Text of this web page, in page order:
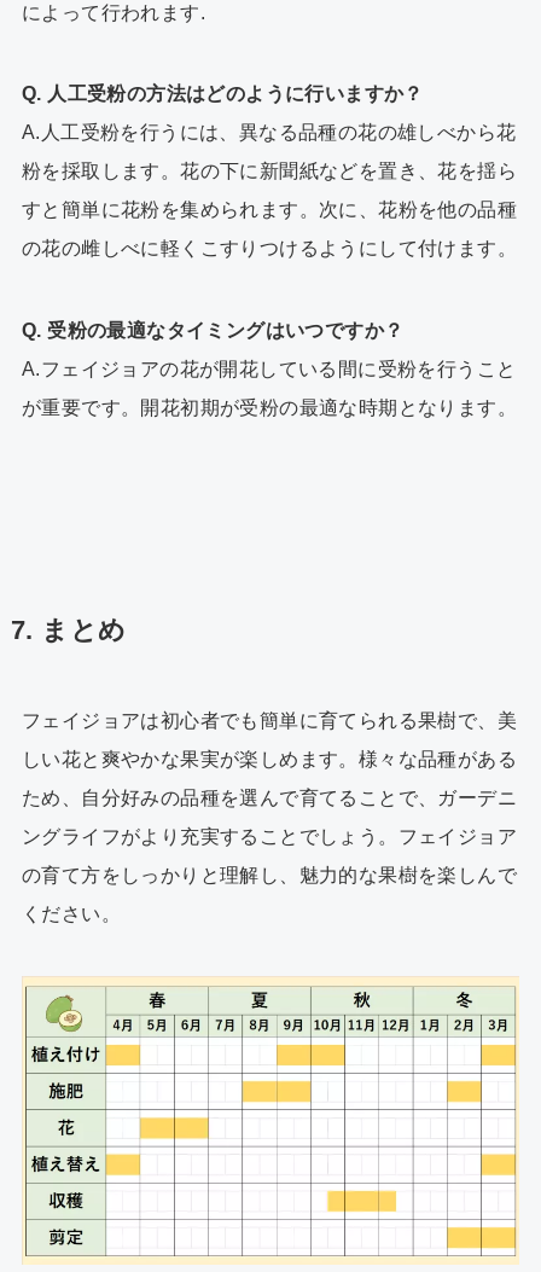
によって行われます.
Q. 人工受粉の方法はどのように行いますか？
A.人工受粉を行うには、異なる品種の花の雄しべから花
粉を採取します。花の下に新聞紙などを置き、花を揺ら
すと簡単に花粉を集められます。次に、花粉を他の品種
の花の雌しべに軽くこすりつけるようにして付けます。
Q. 受粉の最適なタイミングはいつですか？
A.フェイジョアの花が開花している間に受粉を行うこと
が重要です。開花初期が受粉の最適な時期となります。
7. まとめ
フェイジョアは初心者でも簡単に育てられる果樹で、美
しい花と爽やかな果実が楽しめます。様々な品種がある
ため、自分好みの品種を選んで育てることで、ガーデニ
ングライフがより充実することでしょう。フェイジョア
の育て方をしっかりと理解し、魅力的な果樹を楽しんで
ください。